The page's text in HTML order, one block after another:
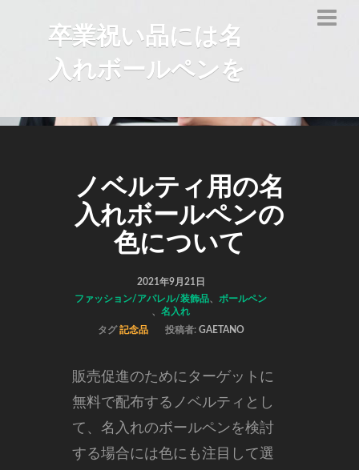
卒業祝い品には名
入れボールペンを
ノベルティ用の名
入れボールペンの
色について
2021年9月21日
ファッション/アパレル/装飾品、 ボールペン
、名入れ
タグ記念品 投稿者: GAETANO
販売促進のためにターゲットに
無料で配布するノベルティとし
て、名入れのボールペンを検討
する場合には色にも注目して選